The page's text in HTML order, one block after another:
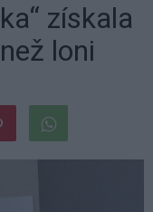
získala
loni